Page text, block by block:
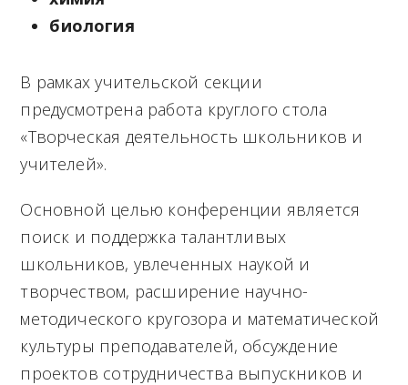
биология
В рамках учительской секции
предусмотрена работа круглого стола
«Творческая деятельность школьников и
учителей».
Основной целью конференции является
поиск и поддержка талантливых
школьников, увлеченных наукой и
творчеством, расширение научно-
методического кругозора и математической
культуры преподавателей, обсуждение
проектов сотрудничества выпускников и